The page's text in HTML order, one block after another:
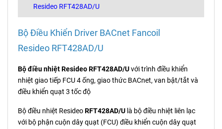
Resideo RFT428AD/U
Bộ Điều Khiển Driver BACnet Fancoil
Resideo RFT428AD/U
Bộ điều nhiệt Resideo RFT428AD/Uvới trình điều khiển
nhiệt giao tiếp FCU 4 ống, giao thức BACnet, van bật/tắt và
điều khiển quạt 3 tốc độ
Bộ điều nhiệt ResideoRFT428AD/U là bộ điều nhiệt liên lạc
với bộ phận cuộn dây quạt (FCU) điều khiển cuộn dây quạt